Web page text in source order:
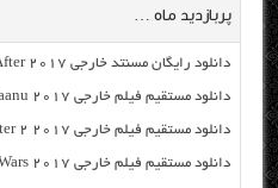
پربازدید ماه …
دانلود رایگان مسنتد خارجی Britney Ever After 2017 با لینک مستقیم
دانلود مستقیم فیلم خارجی OK Jaanu 2017 از سرور سایت
دانلود مستقیم فیلم خارجی John Wick: Chapter 2 2017 از سرور سایت
دانلود مستقیم فیلم خارجی Cross Wars 2017 از سرور سایت